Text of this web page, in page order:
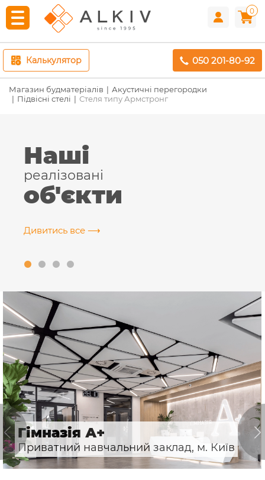
0
Калькулятор 050 201-80-92
Магазин будматеріалів
Акустичні перегородки
Підвісні стелі
Стеля типу Армстронг
Наші
реалізовані
об'єкти
Дивитись все ⟶
Гімназія А+
Приватний навчальний заклад, м. Київ